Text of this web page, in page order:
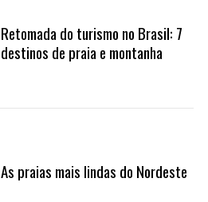
Retomada do turismo no Brasil: 7
destinos de praia e montanha
As praias mais lindas do Nordeste